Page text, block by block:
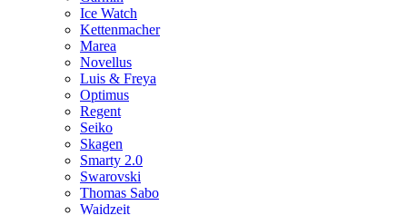
Ice Watch
Kettenmacher
Marea
Novellus
Luis & Freya
Optimus
Regent
Seiko
Skagen
Smarty 2.0
Swarovski
Thomas Sabo
Waidzeit